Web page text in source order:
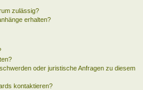
zulässig?
erhalten?
oder juristische Anfragen zu diesem
kontaktieren?